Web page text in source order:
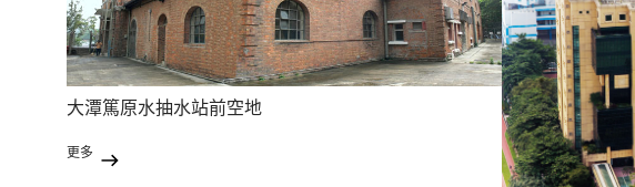
大潭篤原水抽水站前空地
更多